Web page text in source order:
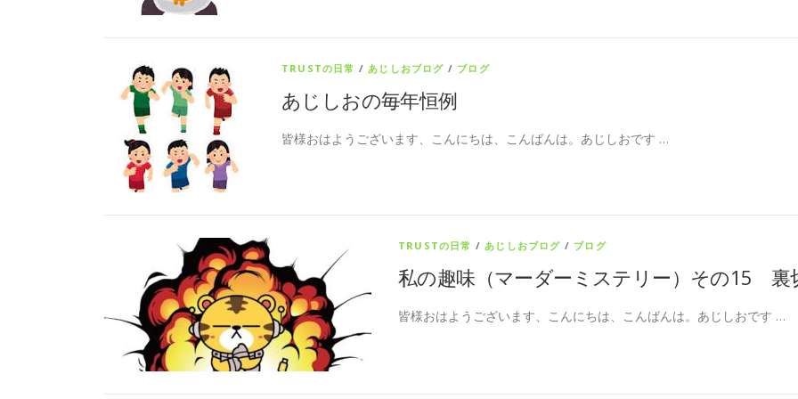
TRUSTの日常 /あじしおブログ / ブログ
あじしおの毎年恒例
皆様おはようございます、こんにちは、こんばんは。あじしおです …
TRUSTの日常 /あじしおブログ / ブログ
私の趣味（マーダーミステリー）その15 裏
皆様おはようございます、こんにちは、こんばんは。あじしおです …